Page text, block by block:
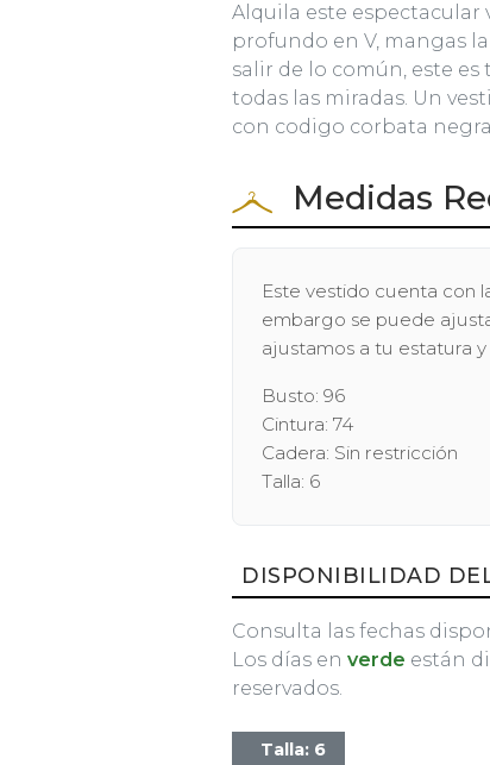
Alquila este espectacular
profundo en V, mangas
salir de lo común, este es
todas las miradas. Un
con codigo corbata
Medidas
Este vestido cuenta con
embargo se puede
ajustamos a tu estatura
Busto: 96
Cintura: 74
Cadera: Sin restricción
Talla: 6
DISPONIBILIDAD
Consulta las fechas
Los días en verde están
reservados.
Talla: 6